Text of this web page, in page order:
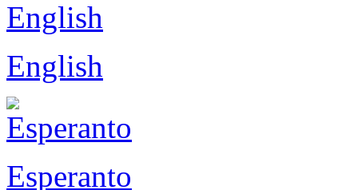
English
Esperanto